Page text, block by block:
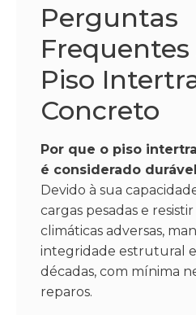
Perguntas
Piso
Concreto
Por que o piso
é considerado
Devido à sua
cargas pesadas e
climáticas adversas,
integridade estrutural
décadas, com mínima
reparos.